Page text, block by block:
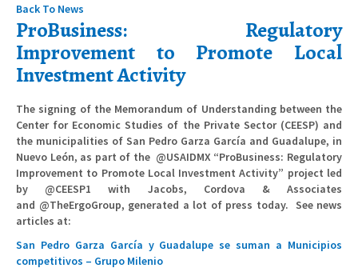
Back To News
ProBusiness: Regulatory
Improvement to Promote Local
Investment Activity
The signing of the Memorandum of Understanding between the
Center for Economic Studies of the Private Sector (CEESP) and
the municipalities of San Pedro Garza García and Guadalupe, in
Nuevo León, as part of the @USAIDMX “ProBusiness: Regulatory
Improvement to Promote Local Investment Activity” project led
by @CEESP1 with Jacobs, Cordova & Associates
and @TheErgoGroup, generated a lot of press today. See news
articles at:
San Pedro Garza García y Guadalupe se suman a Municipios
competitivos – Grupo Milenio